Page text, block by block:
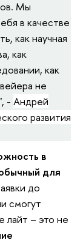
Мы
в качестве
как научная
как
как
не
- Андрей
развития
в
для
до
смогут
лайт – это не